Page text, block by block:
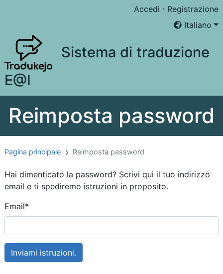
Accedi ⋅ Registrazione
Italiano
Sistema di traduzione
E@I
Reimposta password
Pagina principale Reimposta password
Hai dimenticato la password? Scrivi quì il tuo indirizzo
email e ti spediremo istruzioni in proposito.
Email*